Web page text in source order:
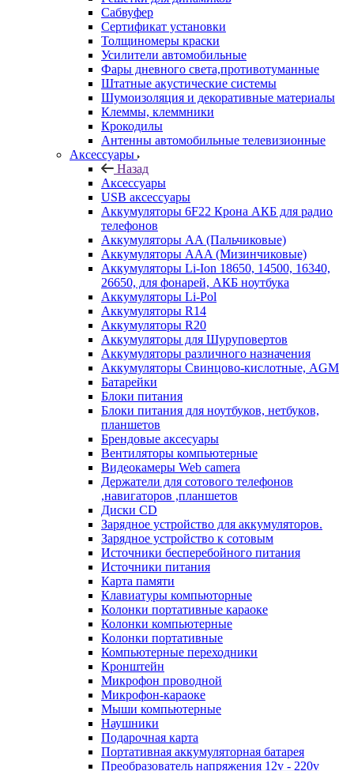
Сабвуфер
Сертификат установки
Толщиномеры краски
Усилители автомобильные
Фары дневного света,противотуманные
Штатные акустические системы
Шумоизоляция и декоративные материалы
Клеммы, клеммники
Крокодилы
Антенны автомобильные телевизионные
Аксессуары
Назад
Аксессуары
USB аксессуары
Аккумуляторы 6F22 Крона АКБ для радио
телефонов
Аккумуляторы AA (Пальчиковые)
Аккумуляторы AAA (Мизинчиковые)
Аккумуляторы Li-Ion 18650, 14500, 16340,
26650, для фонарей, АКБ ноутбука
Аккумуляторы Li-Pol
Аккумуляторы R14
Аккумуляторы R20
Аккумуляторы для Шуруповертов
Аккумуляторы различного назначения
Аккумуляторы Свинцово-кислотные, AGM
Батарейки
Блоки питания
Блоки питания для ноутбуков, нетбуков,
планшетов
Брендовые аксесуары
Вентиляторы компьютерные
Видеокамеры Web camera
Держатели для сотового телефонов
,навигаторов ,планшетов
Диски CD
Зарядное устройство для аккумуляторов.
Зарядное устройство к сотовым
Источники бесперебойного питания
Источники питания
Карта памяти
Клавиатуры компьюторные
Колонки портативные караоке
Колонки компьютерные
Колонки портативные
Компьютерные переходники
Кронштейн
Микрофон проводной
Микрофон-караоке
Мыши компьютерные
Наушники
Подарочная карта
Портативная аккумуляторная батарея
Преобразователь напряжения 12v - 220v